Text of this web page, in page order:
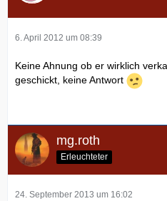
6. April 2012 um 08:39
Keine Ahnung ob er wirklich
geschickt, keine Antwort
mg.roth
Erleuchteter
24. September 2013 um 16:02